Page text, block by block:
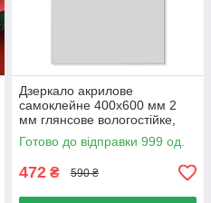
Дзеркало акрилове
самоклейне 400х600 мм 2
мм глянсове вологостійке,
Дзеркало самоклейне
400х600 мм
Готово до відправки 999 од.
472 ₴ 590 ₴